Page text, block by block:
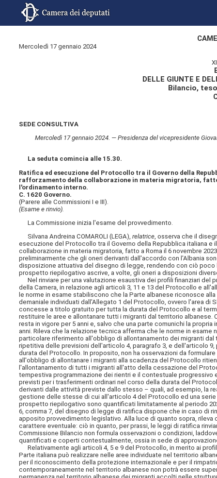
Mercoledì 17 gennaio 2024
DELLE GIUNTE E
Bilancio,
SEDE CONSULTIVA
Mercoledì 17 gennaio 2024. — Presidenza del vicepresidente
La seduta comincia alle 15.30.
Ratifica ed esecuzione del Protocollo tra il Governo della
rafforzamento della collaborazione in materia migratoria,
l'ordinamento interno.
C. 1620 Governo.
(Parere alle Commissioni I e III).
(Esame e rinvio).
La Commissione inizia l'esame del provvedimento.
Silvana Andreina COMAROLI (LEGA),relatrice , osserva che il
esecuzione del Protocollo tra il Governo della Repubblica italiana
collaborazione in materia migratoria, fatto a Roma il 6 novembre
preliminarmente che gli oneri derivanti dall'accordo con l'Albania
disposizione attuativa del disegno di legge, rendendo con ciò
prospetto riepilogativo ascrive, a volte, gli oneri a disposizioni
Nel rinviare per una valutazione esaustiva dei profili finanziari
della Camera, in relazione agli articoli 3, 11 e 13 del Protocollo e
le norme in esame stabiliscono che la Parte albanese riconosce
demaniale individuati dall'Allegato 1 del Protocollo, ovvero l'area di
concesse a titolo gratuito per tutta la durata del Protocollo e al
restituire le aree e allontanare tutti i migranti dal territorio
resta in vigore per 5 anni e, salvo che una parte comunichi la
anni. Rileva che la relazione tecnica afferma che le norme in
particolare riferimento all'obbligo di allontanamento dei migranti
ripetitiva delle previsioni dell'articolo 4, paragrafo 3, e dell'articolo
durata del Protocollo. In proposito, non ha osservazioni da
all'obbligo di allontanare i migranti alla scadenza del Protocollo
l'allontanamento di tutti i migranti all'atto della cessazione del
tempestiva programmazione dei rientri e il contestuale progressivo
previsti per i trasferimenti ordinari nel corso della durata del
derivanti dalle attività previste dallo stesso – quali, ad esempio, la
gestione delle stesse di cui all'articolo 4 del Protocollo ed una
prospetto riepilogativo sono quantificati limitatamente al periodo
6, comma 7, del disegno di legge di ratifica dispone che in caso di
apposito provvedimento legislativo. Alla luce di quanto sopra,
carattere eventuale: ciò in quanto, per prassi, le leggi di ratifica
Commissione Bilancio non formula osservazioni o condizioni,
quantificati e coperti contestualmente, ossia in sede di
Relativamente agli articoli 4, 5 e 9 del Protocollo, in merito ai
Parte italiana può realizzare nelle aree individuate nel territorio
per il riconoscimento della protezione internazionale e per il
contemporaneamente nel territorio albanese non potrà essere